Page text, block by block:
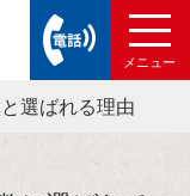
選ばれる理由